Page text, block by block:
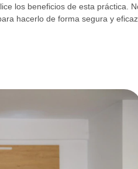
los beneficios de esta práctica.
hacerlo de forma segura y